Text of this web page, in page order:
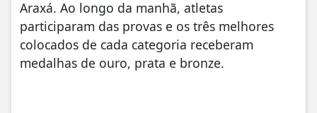
Araxá. Ao longo da manhã, atletas
participaram das provas e os três melhores
colocados de cada categoria receberam
medalhas de ouro, prata e bronze.